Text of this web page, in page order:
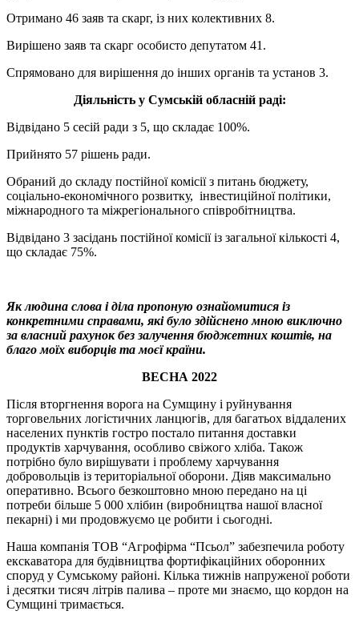
Отримано 46 заяв та скарг, із них колективних 8.
Вирішено заяв та скарг особисто депутатом 41.
Спрямовано для вирішення до інших органів та установ 3.
Діяльність у Сумській обласній раді:
Відвідано 5 сесій ради з 5, що складає 100%.
Прийнято 57 рішень ради.
Обраний до складу постійної комісії з питань бюджету,
соціально-економічного розвитку, інвестиційної політики,
міжнародного та міжрегіонального співробітництва.
Відвідано 3 засідань постійної комісії із загальної кількості 4,
що складає 75%.
Як людина слова і діла пропоную ознайомитися із
конкретними справами, які було здійснено мною виключно
за власний рахунок без залучення бюджетних коштів, на
благо моїх виборців та моєї країни.
ВЕСНА 2022
Після вторгнення ворога на Сумщину і руйнування
торговельних логістичних ланцюгів, для багатьох віддалених
населених пунктів гостро постало питання доставки
продуктів харчування, особливо свіжого хліба. Також
потрібно було вирішувати і проблему харчування
добровольців із територіальної оборони. Діяв максимально
оперативно. Всього безкоштовно мною передано на ці
потреби більше 5 000 хлібин (виробництва нашої власної
пекарні) і ми продовжуємо це робити і сьогодні.
Наша компанія ТОВ “Агрофірма “Псьол” забезпечила роботу
екскаватора для будівництва фортифікаційних оборонних
споруд у Сумському районі. Кілька тижнів напруженої роботи
і десятки тисяч літрів палива – проте ми знаємо, що кордон на
Сумщині тримається.